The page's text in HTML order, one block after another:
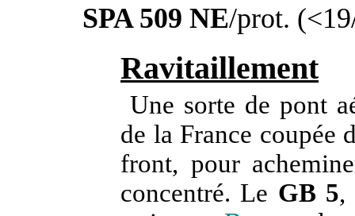
SPA 509 NE/prot.
Ravitaillement
Une sorte de pont
de la France coupée
front, pour
concentré. Le GB 5,